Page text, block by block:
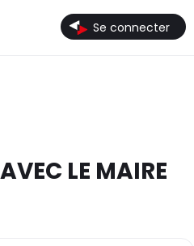
Se connecter
LE MAIRE